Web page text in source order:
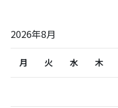
2026年8月
月 火 水 木